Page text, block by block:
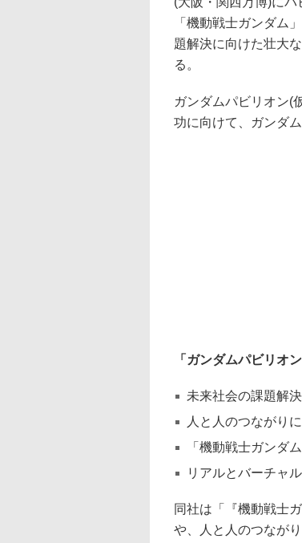
「機動戦士ガンダム
題解決に向けた壮大
る。
ガンダムパビリオン(
功に向けて、ガンダ
「ガンダムパビリオ
未来社会の課題解
人と人のつながり
「機動戦士ガンダ
リアルとバーチャ
同社は「『機動戦士
や、人と人のつなが